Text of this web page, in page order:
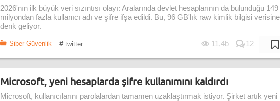
2026'nın ilk büyük veri sızıntısı olayı: Aralarında devlet hesaplarının da bulunduğu 149
milyondan fazla kullanıcı adı ve şifre ifşa edildi. Bu, 96 GB'lık raw kimlik bilgisi verisine
denk geliyor.
Siber Güvenlik # twitter 11,4b 12
Microsoft, yeni hesaplarda şifre kullanımını kaldırdı
Microsoft, kullanıcılarını parolalardan tamamen uzaklaştırmak istiyor. Şirket artık yeni